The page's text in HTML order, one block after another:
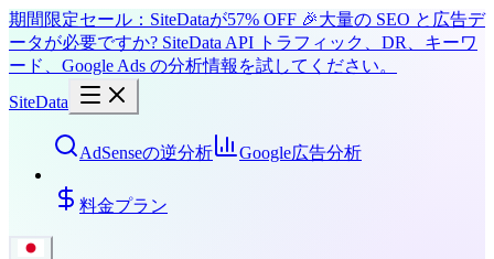
期間限定セール：SiteDataが57% OFF 🎉大量の SEO と広告デ
ータが必要ですか? SiteData API トラフィック、DR、キーワ
ード、Google Ads の分析情報を試してください。
SiteData
AdSenseの逆分析 Google広告分析
料金プラン